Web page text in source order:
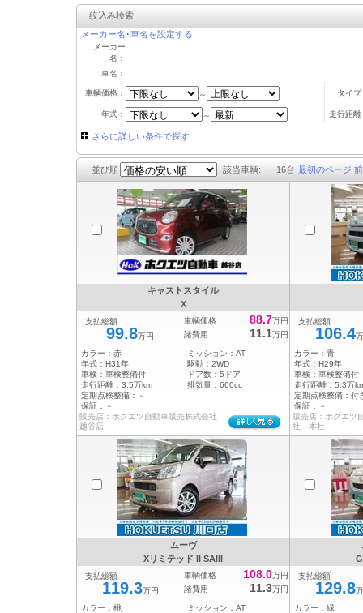
絞込み検索
メーカー名･車名を設定する
メーカー
名：
車名：
車輌価格： ～ タイプ
年式： ～ 走行距離
さらに詳しい条件で探す
並び順 該当車輌: 16台 最初のページ
キャストスタイル
X
支払総額
99.8万円
車輌価格 88.7万円
諸費用
11.1万円
カラー： 赤 ミッション： AT
年式： H31年 駆動： 2WD
車検： 車検整備付 ドア数： 5ドア
走行距離： 3.5万km 排気量： 660cc
定期点検整備：
－
保証：
－
販売店：ホクエツ自動車販売株式会社
越谷店
支払総額
106.4
カラー： 青
年式： H29年
車検： 車検整備付
走行距離： 5.3万
定期点検整備： 付
保証：
－
販売店：ホクエツ
社 本社
ムーヴ
Xリミテッド II SAIII
支払総額
119.3万円
車輌価格 108.0万円
諸費用
11.3万円
カラー： 桃 ミッション： AT
支払総額
129.8
カラー： 緑